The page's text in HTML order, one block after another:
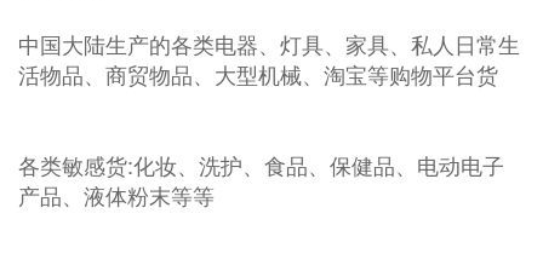
中国大陆生产的各类电器、灯具、家具、私人日常生
活物品、商贸物品、大型机械、淘宝等购物平台货
各类敏感货:化妆、洗护、食品、保健品、电动电子
产品、液体粉末等等